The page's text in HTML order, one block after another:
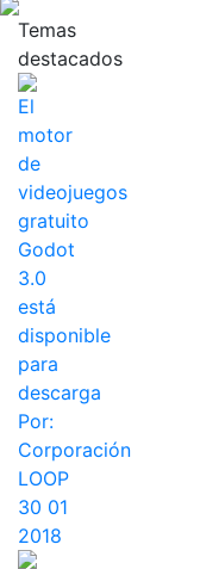
Temas
destacados
El
motor
de
videojuegos
gratuito
Godot
3.0
está
disponible
para
descarga
Por:
Corporación
LOOP
30 01
2018